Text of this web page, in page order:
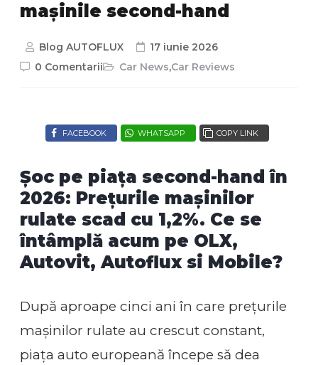
mașinile second-hand
Blog AUTOFLUX
17 iunie 2026
0 Comentarii
Car News,Car Reviews
FACEBOOK WHATSAPP COPY LINK
Șoc pe piața second-hand în
2026: Prețurile mașinilor
rulate scad cu 1,2%. Ce se
întâmplă acum pe OLX,
Autovit, Autoflux si Mobile?
După aproape cinci ani în care prețurile
mașinilor rulate au crescut constant,
piața auto europeană începe să dea